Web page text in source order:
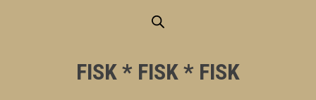
FISK * FISK * FISK